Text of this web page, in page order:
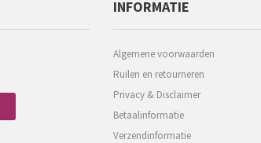
INFORMATIE
Algemene voorwaarden
Ruilen en retourneren
Privacy & Disclaimer
Betaalinformatie
Verzendinformatie